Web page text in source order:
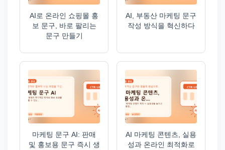
AI로 온라인 쇼핑몰 홍
보 문구, 바로 팔리는
문구 만들기
AI, 부동산 마케팅 문구
작성 방식을 혁신하다
마케팅 문구 AI: 판매
및 홍보용 문구 즉시 생
AI 마케팅 콘텐츠, 실용
성과 온라인 최적화로